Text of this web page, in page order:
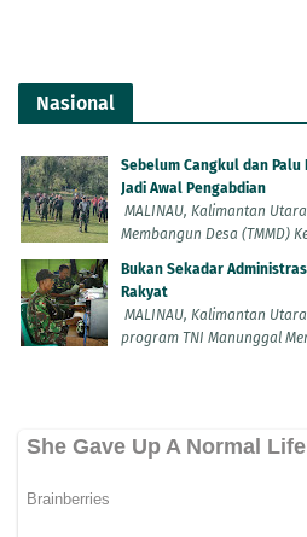
Nasional
Sebelum Cangkul dan Palu
Jadi Awal Pengabdian
MALINAU, Kalimantan
Membangun Desa (TMMD)
Bukan Sekadar
Rakyat
MALINAU, Kalimantan
program TNI Manunggal